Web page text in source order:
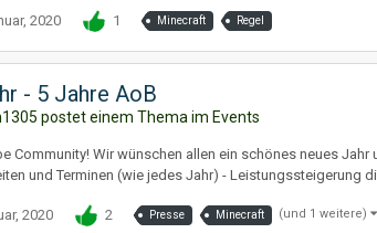
2020 1 Minecraft Regel
- 5 Jahre AoB
postet einem Thema im Events
Community! Wir wünschen allen ein schönes neues
und Terminen (wie jedes Jahr) - Leistungssteigerung
2020 2 Presse Minecraft (und 1 weitere)